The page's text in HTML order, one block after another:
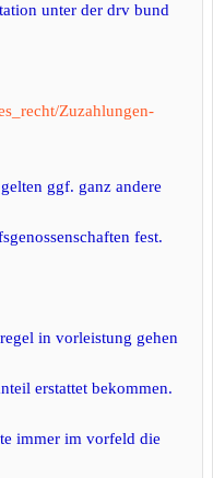
unter der drv bund
Zuzahlungen-
ggf. ganz andere
fest.
in vorleistung gehen
erstattet bekommen.
immer im vorfeld die